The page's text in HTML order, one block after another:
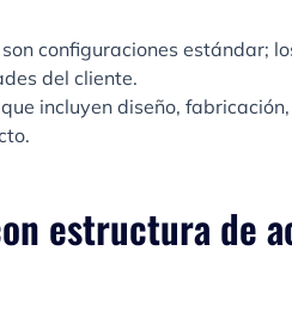
configuraciones estándar;
del cliente.
incluyen diseño,
estructura de